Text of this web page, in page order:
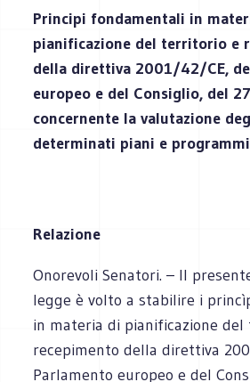
Principi fondamentali in
pianificazione del territorio e
della direttiva 2001/42/CE,
europeo e del Consiglio, del
concernente la valutazione
determinati piani e
Relazione
Onorevoli Senatori. – Il
legge è volto a stabilire i
in materia di pianificazione
recepimento della direttiva
Parlamento europeo e del